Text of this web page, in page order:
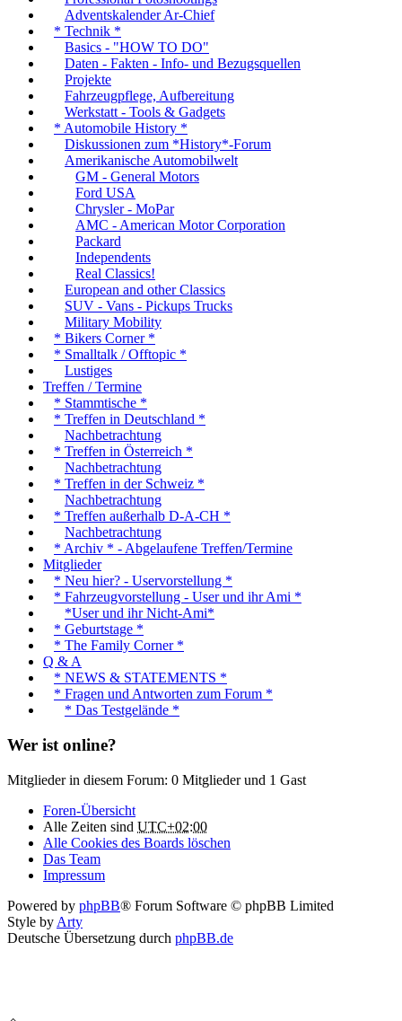
Adventskalender Ar-Chief
* Technik *
Basics - "HOW TO DO"
Daten - Fakten - Info- und Bezugsquellen
Projekte
Fahrzeugpflege, Aufbereitung
Werkstatt - Tools & Gadgets
* Automobile History *
Diskussionen zum *History*-Forum
Amerikanische Automobilwelt
GM - General Motors
Ford USA
Chrysler - MoPar
AMC - American Motor Corporation
Packard
Independents
Real Classics!
European and other Classics
SUV - Vans - Pickups Trucks
Military Mobility
* Bikers Corner *
* Smalltalk / Offtopic *
Lustiges
Treffen / Termine
* Stammtische *
* Treffen in Deutschland *
Nachbetrachtung
* Treffen in Österreich *
Nachbetrachtung
* Treffen in der Schweiz *
Nachbetrachtung
* Treffen außerhalb D-A-CH *
Nachbetrachtung
* Archiv * - Abgelaufene Treffen/Termine
Mitglieder
* Neu hier? - Uservorstellung *
* Fahrzeugvorstellung - User und ihr Ami *
*User und ihr Nicht-Ami*
* Geburtstage *
* The Family Corner *
Q & A
* NEWS & STATEMENTS *
* Fragen und Antworten zum Forum *
* Das Testgelände *
Wer ist online?
Mitglieder in diesem Forum: 0 Mitglieder und 1 Gast
Foren-Übersicht
Alle Zeiten sind UTC+02:00
Alle Cookies des Boards löschen
Das Team
Impressum
Powered by phpBB® Forum Software © phpBB Limited
Style by Arty
Deutsche Übersetzung durch phpBB.de